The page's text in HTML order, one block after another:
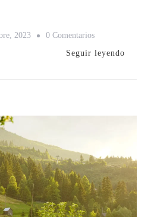
2023 0 ComentariosEn
Viajes
Alza
En
2023
Seguir leyendo